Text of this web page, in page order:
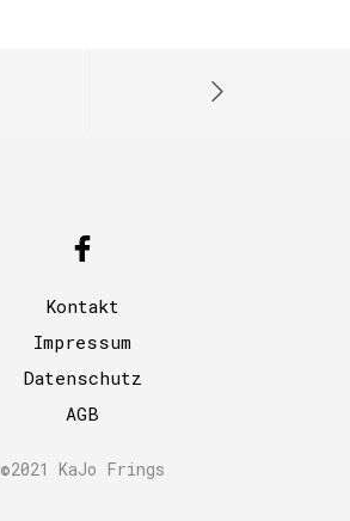
Kontakt
Impressum
Datenschutz
AGB
©2021 KaJo Frings